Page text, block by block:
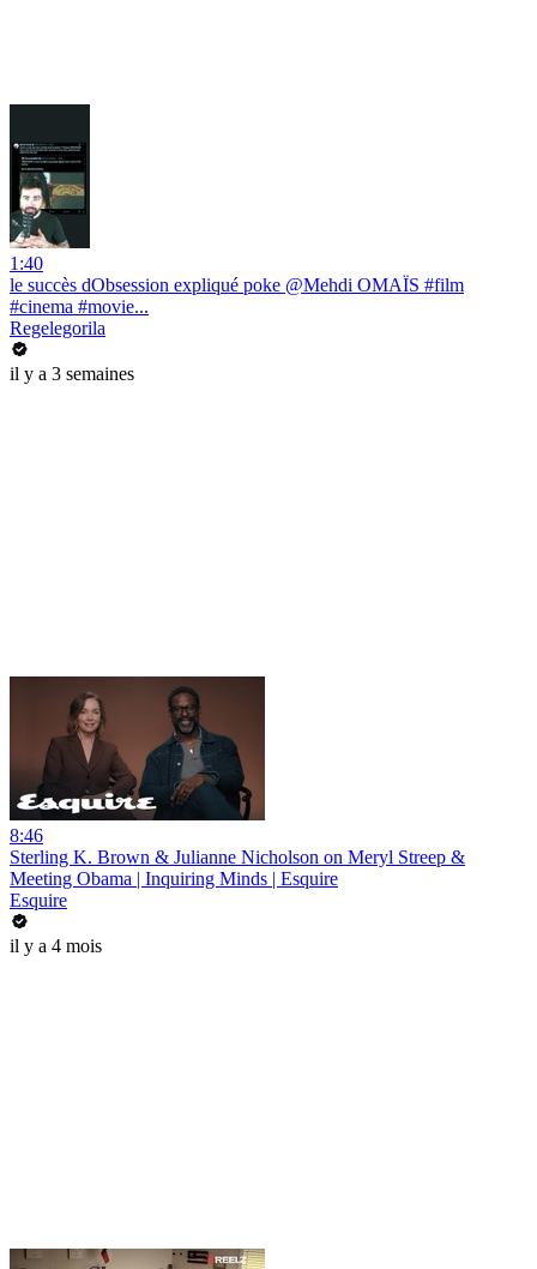
1:40
le succès dObsession expliqué poke @Mehdi OMAÏS #film
#cinema #movie...
Regelegorila
il y a 3 semaines
8:46
Sterling K. Brown & Julianne Nicholson on Meryl Streep &
Meeting Obama | Inquiring Minds | Esquire
Esquire
il y a 4 mois